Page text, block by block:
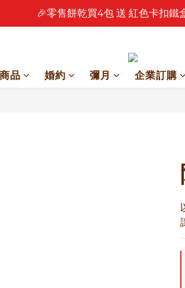
🎉 2026 中秋早鳥優惠中
🎉零售餅乾買4包 送 紅色卡扣鐵
品 婚約 彌月 企業訂購